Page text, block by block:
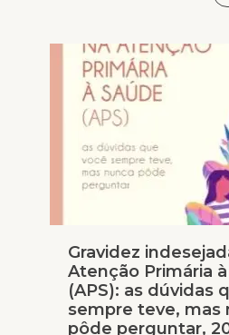
Gravidez
Atenção Primária
(APS): as dúvidas
sempre teve, mas
pôde perguntar,